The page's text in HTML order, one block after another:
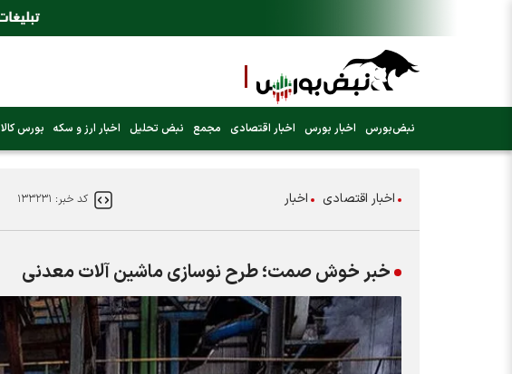
نبض‌بورس اخبار بورس اخبار اقتصادی مجمع نبض تحلیل اخبار ارز و سکه بورس کالا
اخبار اقتصادی اخبار کد خبر: ۱۳۳۲۳۱
خبر خوش صمت؛ طرح نوسازی ماشین آلات معدنی